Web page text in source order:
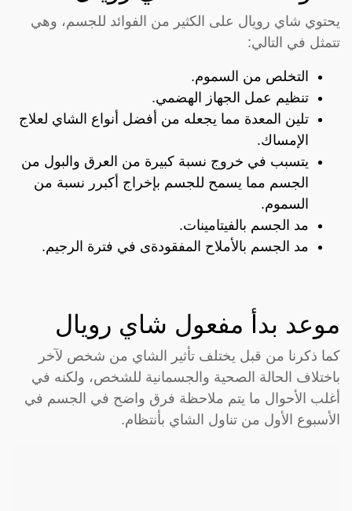
يحتوي شاي رويال على الكثير من الفوائد للجسم، وهي
تتمثل في التالي:
التخلص من السموم.
تنظيم عمل الجهاز الهضمي.
تلين المعدة مما يجعله من أفضل أنواع الشاي لعلاج
الإمساك.
يتسبب في خروج نسبة كبيرة من العرق والبول من
الجسم مما يسمح للجسم بإخراج أكبرر نسبة من
السموم.
مد الجسم بالفيتامينات.
مد الجسم بالأملاح المفقودةى في فترة الرجيم.
موعد بدأ مفعول شاي رويال
كما ذكرنا من قبل يختلف تأثير الشاي من شخص لآخر
باختلاف الحالة الصحية والجسمانية للشخص، ولكنه في
أغلب الأحوال ما يتم ملاحظة فرق واضح في الجسم في
الأسبوع الأول من تناول الشاي بأنتظام.